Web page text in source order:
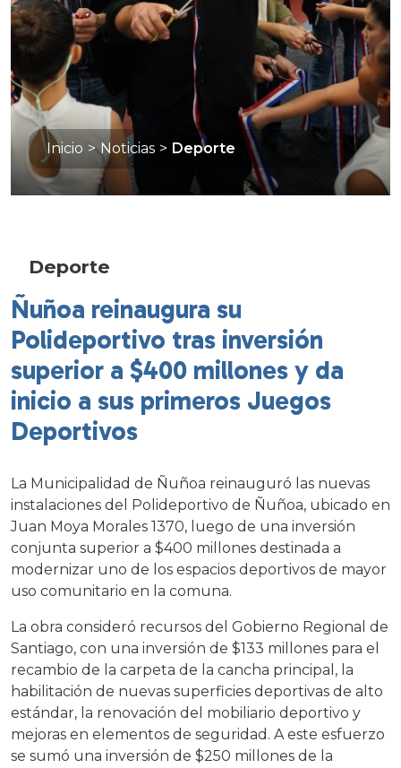
Inicio > Noticias > Deporte
Deporte
Ñuñoa reinaugura su
Polideportivo tras inversión
superior a $400 millones y da
inicio a sus primeros Juegos
Deportivos
La Municipalidad de Ñuñoa reinauguró las nuevas
instalaciones del Polideportivo de Ñuñoa, ubicado en
Juan Moya Morales 1370, luego de una inversión
conjunta superior a $400 millones destinada a
modernizar uno de los espacios deportivos de mayor
uso comunitario en la comuna.
La obra consideró recursos del Gobierno Regional de
Santiago, con una inversión de $133 millones para el
recambio de la carpeta de la cancha principal, la
habilitación de nuevas superficies deportivas de alto
estándar, la renovación del mobiliario deportivo y
mejoras en elementos de seguridad. A este esfuerzo
se sumó una inversión de $250 millones de la